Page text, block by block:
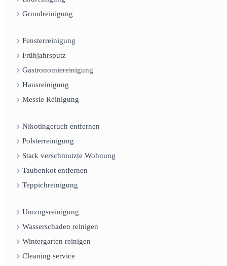
Grundreinigung
Fensterreinigung
Frühjahrsputz
Gastronomiereinigung
Hausreinigung
Messie Reinigung
Nikotingeruch entfernen
Polsterreinigung
Stark verschmutzte Wohnung
Taubenkot entfernen
Teppichreinigung
Umzugsreinigung
Wasserschaden reinigen
Wintergarten reinigen
Cleaning service